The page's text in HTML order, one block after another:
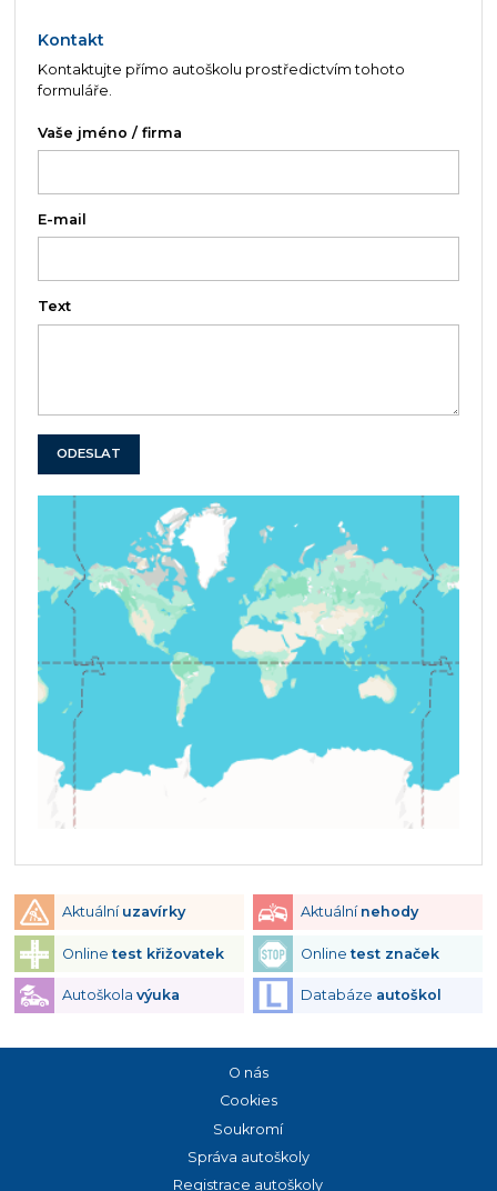
Kontakt
Kontaktujte přímo autoškolu prostředictvím tohoto
formuláře.
Vaše jméno / firma
E-mail
Text
ODESLAT
Aktuální uzavírky Aktuální nehody
Onlinetest křižovatek Onlinetest značek
Autoškola výuka Databáze autoškol
O nás
Cookies
Soukromí
Správa autoškoly
Registrace autoškoly